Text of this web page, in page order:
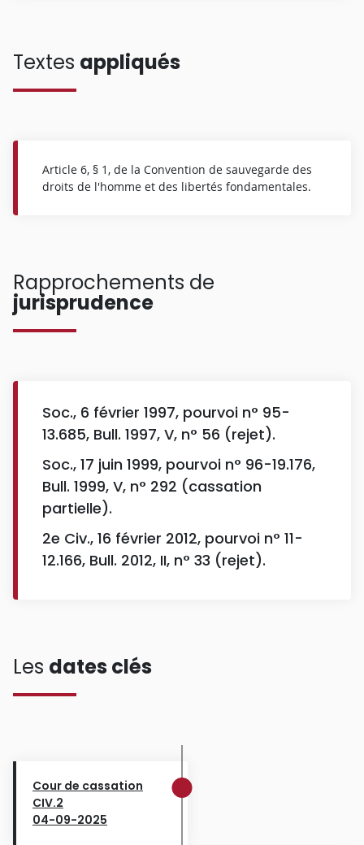
Textes appliqués
Article 6, § 1, de la Convention de sauvegarde des
droits de l'homme et des libertés fondamentales.
Rapprochements de
jurisprudence
Soc., 6 février 1997, pourvoi n° 95-
13.685, Bull. 1997, V, n° 56 (rejet).
Soc., 17 juin 1999, pourvoi n° 96-19.176,
Bull. 1999, V, n° 292 (cassation
partielle).
2e Civ., 16 février 2012, pourvoi n° 11-
12.166, Bull. 2012, II, n° 33 (rejet).
Les dates clés
Cour de cassation
CIV.2
04-09-2025